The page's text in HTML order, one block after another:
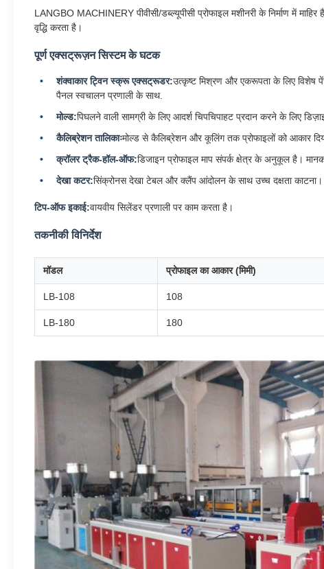
LANGBO MACHINERY पीवीसी/डब्ल्यूपीसी प्रोफाइल मशीनरी के निर्माण में
वृद्धि करता है।
पूर्ण एक्सट्रूज़न सिस्टम के घटक
शंक्वाकार ट्विन स्क्रू एक्सट्रूडर:उत्कृष्ट मिश्रण और एकरूपता के लिए विशेष
पैनल स्वचालन प्रणाली के साथ.
मोल्ड:पिघलने वाली सामग्री के लिए आदर्श चिपचिपाहट प्रदान करने के लिए
कैलिब्रेशन तालिकाःमोल्ड से कैलिब्रेशन और कूलिंग तक प्रोफाइलों को आकार
क्रॉलर ट्रैक-हॉल-ऑफ:डिजाइन प्रोफाइल माप संपर्क क्षेत्र के अनुकूल है।
देखा कटर:सिंक्रोनस देखा टेबल और क्लैंप आंदोलन के साथ उच्च दक्षता
टिप-ऑफ इकाई:वायवीय सिलेंडर प्रणाली पर काम करता है।
तकनीकी विनिर्देश
मॉडल प्रोफाइल का आकार (मिमी)
LB-108 108
LB-180 180